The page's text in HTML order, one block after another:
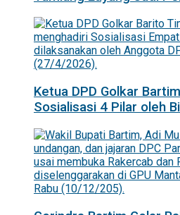
Ketua DPD Golkar
Sosialisasi 4 Pilar oleh